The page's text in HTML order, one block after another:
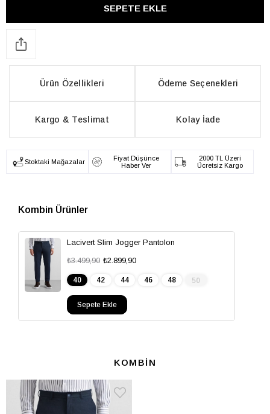
Ürün Özellikleri Ödeme Seçenekleri
Kargo & Teslimat Kolay İade
Stoktaki Mağazalar
Fiyat Düşünce
Haber Ver
2000 TL Üzeri
Ücretsiz Kargo
Lacivert Slim Jogger Pantolon
₺3.499,90 ₺2.899,90
40 42 44 46 48 50
Sepete Ekle
KOMBİN